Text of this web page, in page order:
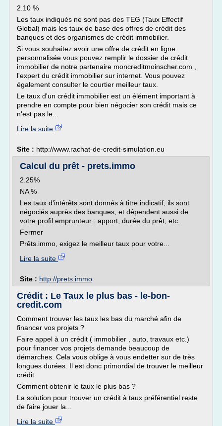
2.10 %
Les taux indiqués ne sont pas des TEG (Taux Effectif
Global) mais les taux de base des offres de crédit des
banques et des organismes de crédit immobilier.
Si vous souhaitez avoir une offre de crédit en ligne
personnalisée vous pouvez remplir le dossier de crédit
immobilier de notre partenaire moncreditmoinscher.com ,
l'expert du crédit immobilier sur internet. Vous pouvez
également consulter le courtier meilleur taux.
Le taux d'un crédit immobilier est un élément important à
prendre en compte pour bien négocier son crédit mais ce
n'est pas le...
Lire la suite
Site : http://www.rachat-de-credit-simulation.eu
Calcul du prêt - prets.immo
2.25%
NA %
Les taux d'intérêts sont donnés à titre indicatif, ils sont
négociés auprès des banques, et dépendent aussi de
votre profil emprunteur : apport, durée du prêt, etc.
Fermer
Prêts.immo, exigez le meilleur taux pour votre...
Lire la suite
Site : http://prets.immo
Crédit : Le Taux le plus bas - le-bon-
credit.com
Comment trouver les taux les bas du marché afin de
financer vos projets ?
Faire appel à un crédit ( immobilier , auto, travaux etc.)
pour financer vos projets demande beaucoup de
démarches. Cela vous oblige à vous endetter sur de très
longues durées. Il est donc primordial de trouver le meilleur
crédit.
Comment obtenir le taux le plus bas ?
La solution pour trouver un crédit à taux préférentiel reste
de faire jouer la...
Lire la suite